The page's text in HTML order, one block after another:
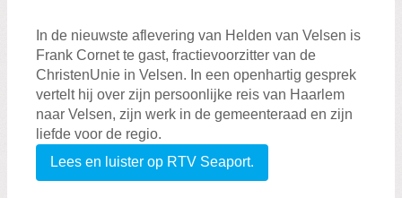
In de nieuwste aflevering van Helden van Velsen is
Frank Cornet te gast, fractievoorzitter van de
ChristenUnie in Velsen. In een openhartig gesprek
vertelt hij over zijn persoonlijke reis van Haarlem
naar Velsen, zijn werk in de gemeenteraad en zijn
liefde voor de regio.
Lees en luister op RTV Seaport.